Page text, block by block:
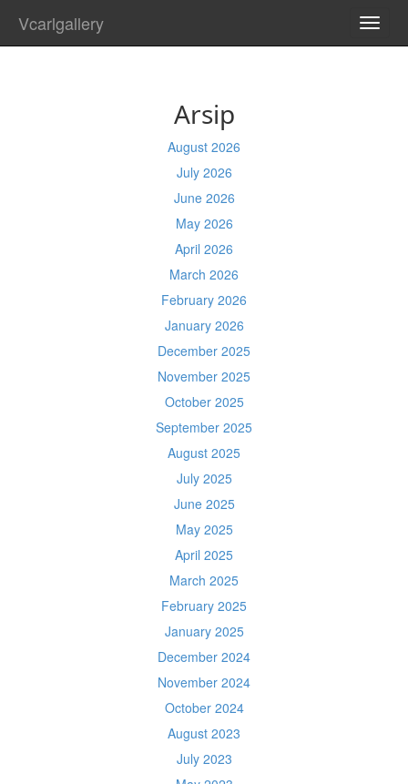
Vcarlgallery
Arsip
August 2026
July 2026
June 2026
May 2026
April 2026
March 2026
February 2026
January 2026
December 2025
November 2025
October 2025
September 2025
August 2025
July 2025
June 2025
May 2025
April 2025
March 2025
February 2025
January 2025
December 2024
November 2024
October 2024
August 2023
July 2023